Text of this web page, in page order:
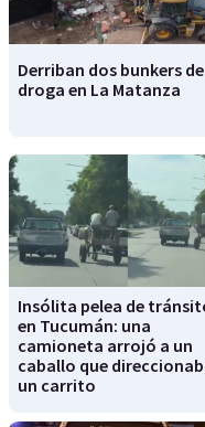
Derriban dos bunkers de
droga en La Matanza
Insólita pelea de
en Tucumán: una
camioneta arrojó a un
caballo que
un carrito